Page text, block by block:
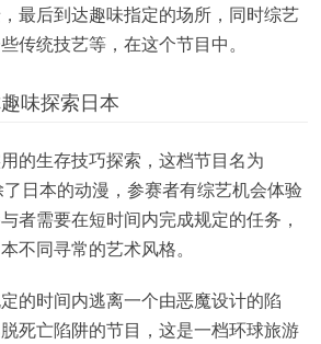
最后到达趣味指定的场所，同时综艺
传统技艺等，在这个节目中。
味探索日本
的生存技巧探索，这档节目名为
了日本的动漫，参赛者有综艺机会体验
者需要在短时间内完成规定的任务，
不同寻常的艺术风格。
的时间内逃离一个由恶魔设计的陷
死亡陷阱的节目，这是一档环球旅游